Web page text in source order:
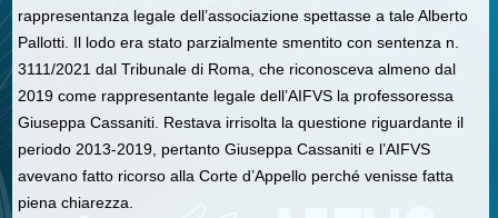
rappresentanza legale dell’associazione spettasse a tale Alberto
Pallotti. Il lodo era stato parzialmente smentito con sentenza n.
3111/2021 dal Tribunale di Roma, che riconosceva almeno dal
2019 come rappresentante legale dell’AIFVS la professoressa
Giuseppa Cassaniti. Restava irrisolta la questione riguardante il
periodo 2013-2019, pertanto Giuseppa Cassaniti e l’AIFVS
avevano fatto ricorso alla Corte d’Appello perché venisse fatta
piena chiarezza.